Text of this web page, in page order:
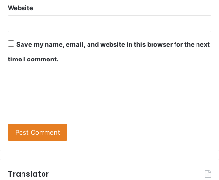
Website
Save my name, email, and website in this browser for the next
time I comment.
Translator